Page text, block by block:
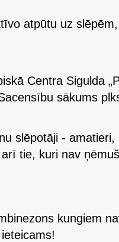
atpūtu uz
Centra Sigulda
sākums
slēpotāji -
tie, kuri nav
kungiem